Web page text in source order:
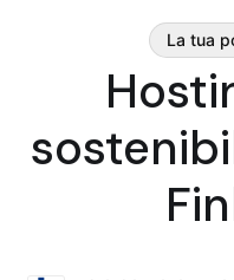
La tua